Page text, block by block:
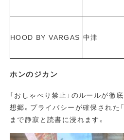
HOOD BY VARGAS 中津
ホンのジカン
「おしゃべり禁止」のルールが徹
想郷。プライバシーが確保された「
まで静寂と読書に浸れます。